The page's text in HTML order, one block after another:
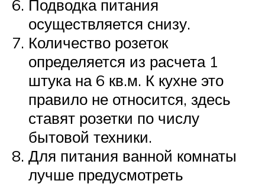
Подводка питания
осуществляется снизу.
Количество розеток
определяется из расчета 1
штука на 6 кв.м. К кухне это
правило не относится, здесь
ставят розетки по числу
бытовой техники.
Для питания ванной комнаты
лучше предусмотреть